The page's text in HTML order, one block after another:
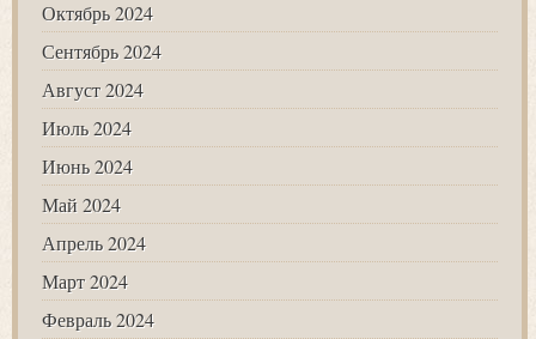
Октябрь 2024
Сентябрь 2024
Август 2024
Июль 2024
Июнь 2024
Май 2024
Апрель 2024
Март 2024
Февраль 2024